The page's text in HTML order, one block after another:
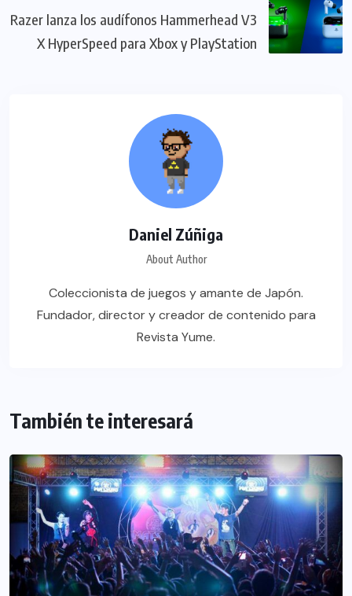
Razer lanza los audífonos Hammerhead V3
X HyperSpeed para Xbox y PlayStation
Daniel Zúñiga
About Author
Coleccionista de juegos y amante de Japón.
Fundador, director y creador de contenido para
Revista Yume.
También te interesará